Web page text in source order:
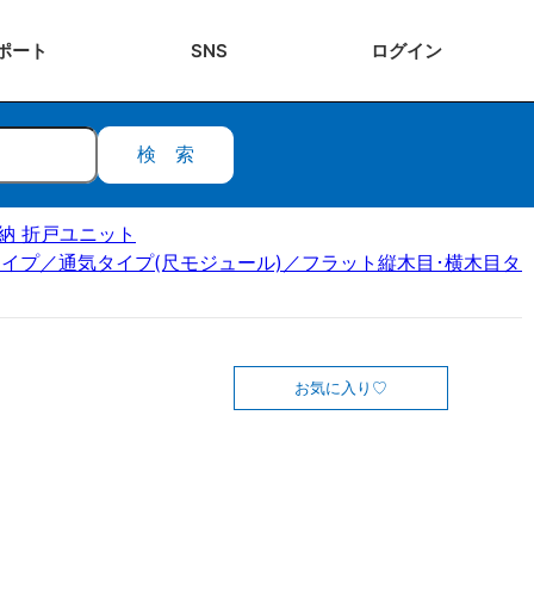
ート SNS ログイン
検索
折戸ユニット
／通気タイプ(尺モジュール)／フラット縦木目･横木目
お気に入り